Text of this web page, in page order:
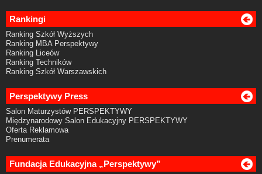
Rankingi
Ranking Szkół Wyższych
Ranking MBA Perspektywy
Ranking Liceów
Ranking Techników
Ranking Szkół Warszawskich
Perspektywy Press
Salon Maturzystów PERSPEKTYWY
Międzynarodowy Salon Edukacyjny PERSPEKTYWY
Oferta Reklamowa
Prenumerata
Fundacja Edukacyjna „Perspektywy”